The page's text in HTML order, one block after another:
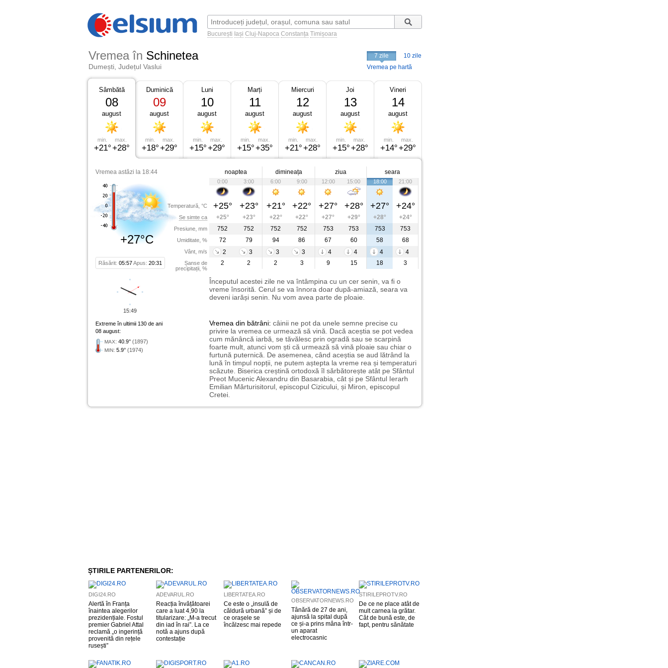
București Iași Cluj-Napoca Constanța Timișoara
Vremea în Schinetea
Dumești, Județul Vaslui
7 zile
10 zile
Vremea pe hartă
Sâmbătă
08
august
min.
+21°
max.
+28°
Duminică
09
august
min.
+18°
max.
+29°
Luni
10
august
min.
+15°
max.
+29°
Marți
11
august
min.
+15°
max.
+35°
Miercuri
12
august
min.
+21°
max.
+28°
Joi
13
august
min.
+15°
max.
+28°
Vineri
14
august
min.
+14°
max.
+29°
Vremea astăzi la 18:44
+27°C
Răsărit: 05:57Apus: 20:31
Temperatură, °C
Se simte ca
Presiune, mm
Umiditate, %
Vânt, m/s
Șanse de
precipitații, %
noaptea dimineața ziua seara
0:00 3:00 6:00 9:00 12:00 15:00 18:00 21:00
+25° +23° +21° +22° +27° +28° +27° +24°
+25° +23° +22° +22° +27° +29° +28°
+24°
752
752 752 752 753 753 753
753
72
79 94 86 67 60 58
68
2
3 3 3 4 4 4
4
2
2 2 3 9 15 18 3
Începutul acestei zile ne va întâmpina cu un cer senin, va fi o
vreme însorită. Cerul se va înnora doar după-amiază, seara va
deveni iarăși senin. Nu vom avea parte de ploaie.
Extreme în ultimii 130 de ani
08 august:
MAX: 40.9° (1897)
MIN: 5.9° (1974)
Vremea din bătrâni: câinii ne pot da unele semne precise cu
privire la vremea ce urmează să vină. Dacă aceștia se pot vedea
cum mănâncă iarbă, se tăvălesc prin ogradă sau se scarpină
foarte mult, atunci vom ști că urmează să vină ploaie sau chiar o
furtună puternică. De asemenea, când aceștia se aud lătrând la
lună în timpul nopții, ne putem aștepta la vreme rea și temperaturi
scăzute. Biserica creștină ortodoxă îl sărbătorește atât pe Sfântul
Preot Mucenic Alexandru din Basarabia, cât și pe Sfântul Ierarh
Emilian Mărturisitorul, episcopul Cizicului, și Miron, episcopul
Cretei.
15:49
ȘTIRILE PARTENERILOR:
DIGI24.RO
Alertă în Franța
înaintea alegerilor
prezidențiale. Fostul
premier Gabriel Attal
reclamă „o ingerință
provenită din rețele
rusești”
ADEVARUL.RO
Reacția învățătoarei
care a luat 4,90 la
titularizare: „M-a trecut
din iad în rai”. La ce
notă a ajuns după
contestație
LIBERTATEA.RO
Ce este o „insulă de
căldură urbană” și de
ce orașele se
încălzesc mai repede
OBSERVATORNEWS.RO
Tânără de 27 de ani,
ajunsă la spital după
ce și-a prins mâna într-
un aparat
electrocasnic
STIRILEPROTV.RO
De ce ne place atât de
mult carnea la grătar.
Cât de bună este, de
fapt, pentru sănătate